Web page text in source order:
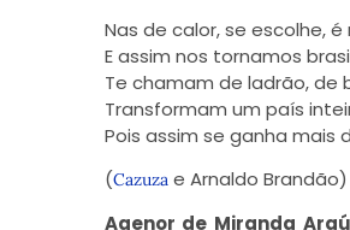
Nas de calor, se escolhe,
E assim nos tornamos
Te chamam de ladrão, de
Transformam um país
Pois assim se ganha mais
(Cazuzae Arnaldo Brandão)
Agenor de Miranda